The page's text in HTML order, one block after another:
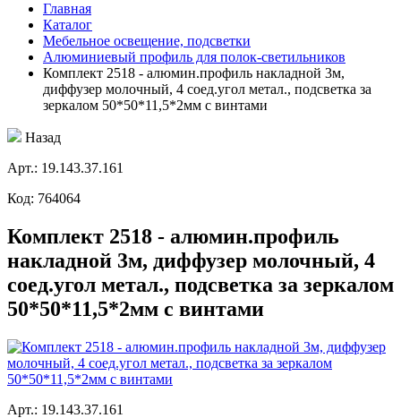
Главная
Каталог
Мебельное освещение, подсветки
Алюминиевый профиль для полок-светильников
Комплект 2518 - алюмин.профиль накладной 3м,
диффузер молочный, 4 соед.угол метал., подсветка за
зеркалом 50*50*11,5*2мм с винтами
Назад
Aрт.: 19.143.37.161
Код: 764064
Комплект 2518 - алюмин.профиль
накладной 3м, диффузер молочный, 4
соед.угол метал., подсветка за зеркалом
50*50*11,5*2мм с винтами
Aрт.: 19.143.37.161